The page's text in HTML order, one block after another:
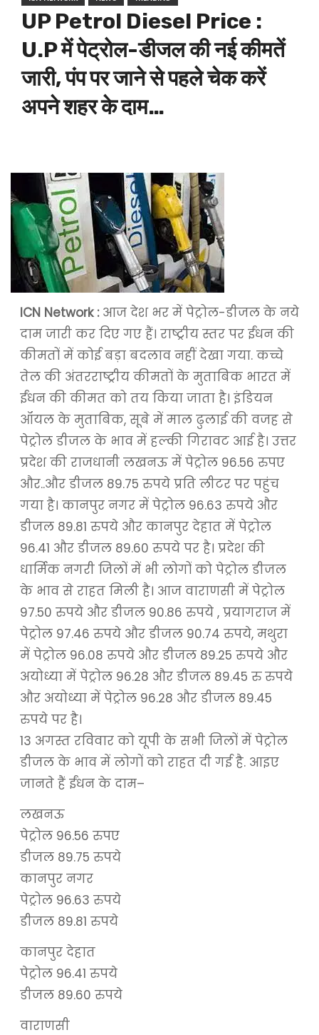
UP Petrol Diesel Price :
U.P में पेट्रोल-डीजल की नई कीमतें
जारी, पंप पर जाने से पहले चेक करें
अपने शहर के दाम…
ICN Network : आज देश भर में पेट्रोल-डीजल के नये
दाम जारी कर दिए गए हैं। राष्ट्रीय स्तर पर ईंधन की
कीमतों में कोई बड़ा बदलाव नहीं देखा गया. कच्चे
तेल की अंतरराष्ट्रीय कीमतों के मुताबिक भारत में
ईंधन की कीमत को तय किया जाता है। इंडियन
ऑयल के मुताबिक, सूबे में माल ढुलाई की वजह से
पेट्रोल डीजल के भाव में हल्की गिरावट आई है। उत्तर
प्रदेश की राजधानी लखनऊ में पेट्रोल 96.56 रुपए
और..और डीजल 89.75 रुपये प्रति लीटर पर पहुंच
गया है। कानपुर नगर में पेट्रोल 96.63 रुपये और
डीजल 89.81 रुपये और कानपुर देहात में पेट्रोल
96.41 और डीजल 89.60 रुपये पर है। प्रदेश की
धार्मिक नगरी जिलों में भी लोगों को पेट्रोल डीजल
के भाव से राहत मिली है। आज वाराणसी में पेट्रोल
97.50 रुपये और डीजल 90.86 रुपये , प्रयागराज में
पेट्रोल 97.46 रुपये और डीजल 90.74 रुपये, मथुरा
में पेट्रोल 96.08 रुपये और डीजल 89.25 रुपये और
अयोध्या में पेट्रोल 96.28 और डीजल 89.45 रु रुपये
और अयोध्या में पेट्रोल 96.28 और डीजल 89.45
रुपये पर है।
13 अगस्त रविवार को यूपी के सभी जिलों में पेट्रोल
डीजल के भाव में लोगों को राहत दी गई है. आइए
जानते हैं ईंधन के दाम–
लखनऊ
पेट्रोल 96.56 रुपए
डीजल 89.75 रुपये
कानपुर नगर
पेट्रोल 96.63 रुपये
डीजल 89.81 रुपये
कानपुर देहात
पेट्रोल 96.41 रुपये
डीजल 89.60 रुपये
वाराणसी